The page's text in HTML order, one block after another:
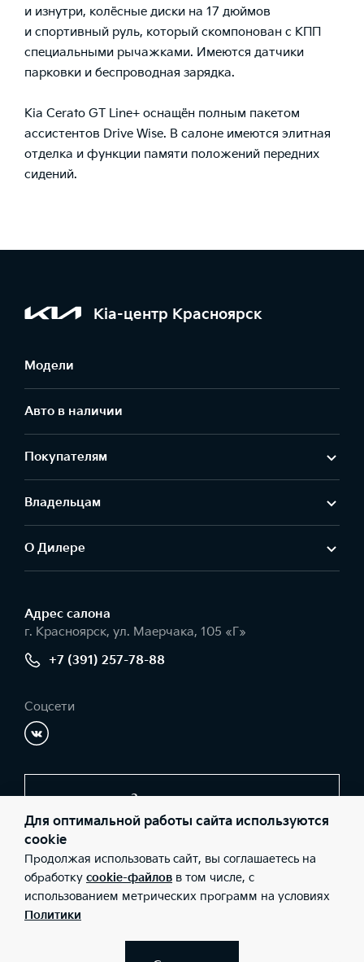
и изнутри, колёсные диски на 17 дюймов
и спортивный руль, который скомпонован с КПП
специальными рычажками. Имеются датчики
парковки и беспроводная зарядка.
Kia Cerato GT Line+ оснащён полным пакетом
ассистентов Drive Wise. В салоне имеются элитная
отделка и функции памяти положений передних
сидений.
Kia-центр Красноярск
Модели
Авто в наличии
Покупателям
Владельцам
О Дилере
Адрес салонa
г. Красноярск, ул. Маерчака, 105 «Г»
+7 (391) 257-78-88
Соцсети
Заказать звонок
© 2026 Юридические лица ООО «КИА-центр Красноярск»
(Фактический адрес: г. Красноярск, ул. Маерчака, 105 «Г»;
Телефон: +7 (391) 257-78-88; ИНН: 2460224934; ОГРН:
1102468040663), ООО «Киа Россия и СНГ» (Фактический адрес:
г.Москва, Валовая 26; Телефон: 8 800 301 08 80; ИНН:
7728674093; ОГРН: 5087746291760) ведут деятельность на
Информация о соответствующих моделях и комплектациях и их
Для оптимальной работы сайта используются
cookie
Продолжая использовать сайт, вы соглашаетесь на
обработку cookie-файлов в том числе, с
использованием метрических программ на условиях
Политики